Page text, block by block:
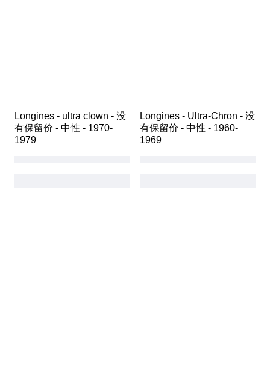
Longines - ultra clown - 没
有保留价 - 中性 - 1970-
1979
Longines - Ultra-Chron - 没
有保留价 - 中性 - 1960-
1969